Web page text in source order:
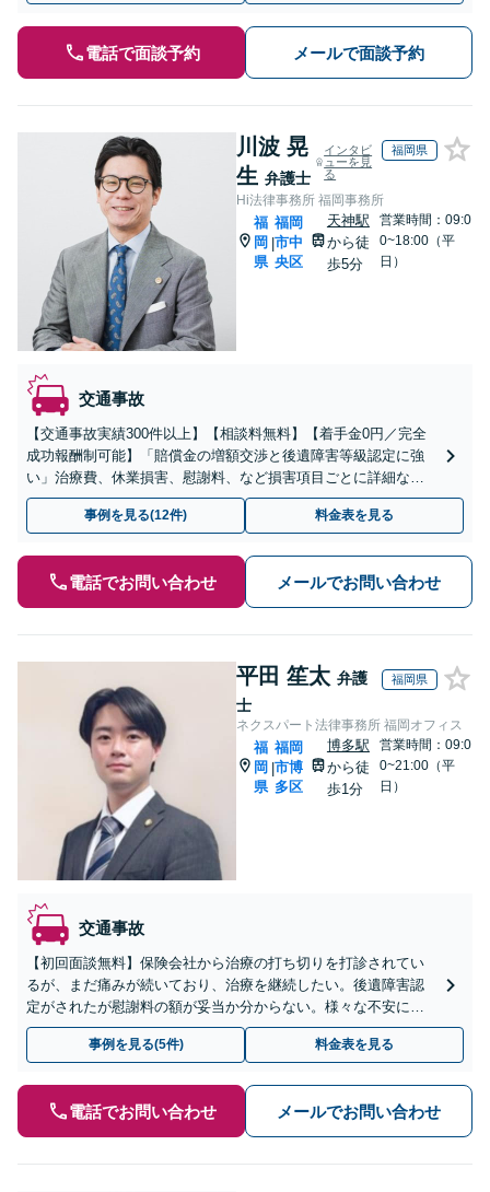
電話で面談予約 メールで面談予約
川波 晃
生 弁護士
インタビ
ューを見
る
福岡県
Hi法律事務所 福岡事務所
福
岡
県
|
福岡
市中
央区
天神駅
から徒
歩5分
営業時間：09:0
0~18:00（平
日）
交通事故
【交通事故実績300件以上】【相談料無料】【着手金0円／完全
成功報酬制可能】「賠償金の増額交渉と後遺障害等級認定に強
い」治療費、休業損害、慰謝料、など損害項目ごとに詳細な検
討を行い、適正な後遺障害等級認定・賠償額を確保できるよう
全力で対応事例を見る(12件) 料金表を見る
電話でお問い合わせ メールでお問い合わせ
平田 笙太 弁護
士
福岡県
ネクスパート法律事務所 福岡オフィス
福
岡
県
|
福岡
市博
多区
博多駅
から徒
歩1分
営業時間：09:0
0~21:00（平
日）
交通事故
【初回面談無料】保険会社から治療の打ち切りを打診されてい
るが、まだ痛みが続いており、治療を継続したい。後遺障害認
定がされたが慰謝料の額が妥当か分からない。様々な不安にお
答えしますので、お気軽にご連絡ください。ご相談・着手金は
無料です。事例を見る(5件) 料金表を見る
電話でお問い合わせ メールでお問い合わせ